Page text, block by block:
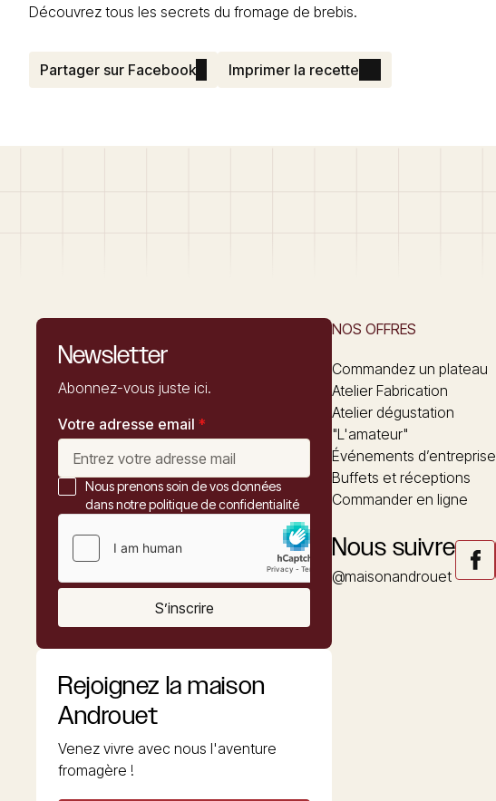
Découvrez tous les secrets du fromage de brebis.
Partager sur Facebook Imprimer la recette
Newsletter
Abonnez-vous juste ici.
Votre adresse email *
Nous prenons soin de vos données
dans notre politique de confidentialité
S’inscrire
Rejoignez la maison
Androuet
Venez vivre avec nous l'aventure
fromagère !
NOS OFFRES
Commandez un plateau
Atelier Fabrication
Atelier dégustation
"L'amateur"
Événements d’entreprise
Buffets et réceptions
Commander en ligne
Nous suivre
@maisonandrouet